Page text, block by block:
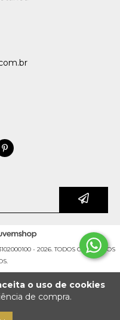
o uso de cookies
de compra.
- 2026. TODOS OS DIREITOS